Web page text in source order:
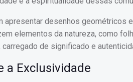
apresentar desenhos geométricos
elementos da natureza, como
de significado e
a Exclusividade